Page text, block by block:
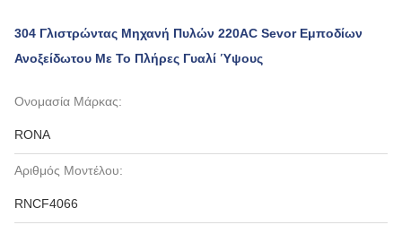
304 Γλιστρώντας Μηχανή Πυλών 220AC Sevor Εμποδίων
Ανοξείδωτου Με Το Πλήρες Γυαλί Ύψους
Ονομασία Μάρκας:
RONA
Αριθμός Μοντέλου:
RNCF4066